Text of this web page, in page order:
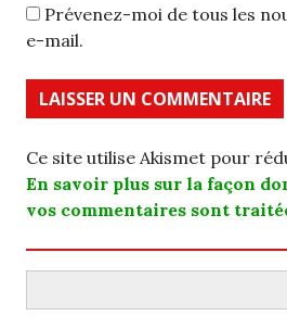
Prévenez-moi de tous les
e-mail.
Ce site utilise Akismet pour
En savoir plus sur la façon
vos commentaires sont
Rechercher